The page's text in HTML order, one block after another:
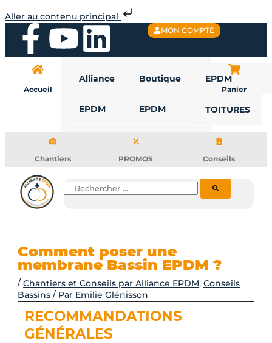
Aller au contenu principal
au
contenuF
a
c
b
o
o
k
-
f
Y
o
u
u
b
L
i
n
d
n
MON COMPTE
Accueil
Alliance
EPDM
Boutique
EPDM
EPDM
TOITURES
Panier
Chantiers PROMOS Conseils
Rechercher
Comment poser une
membrane Bassin EPDM ?
/Chantiers et Conseils par Alliance EPDM,Conseils
Bassins / Par Emilie Glénisson
RECOMMANDATIONS
GÉNÉRALES